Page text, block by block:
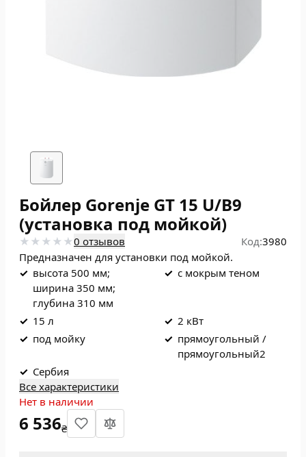
Бойлер Gorenje GT 15 U/B9
(установка под мойкой)
0 отзывов Код:3980
Предназначен для установки под мойкой.
✓ высота 500 мм;
ширина 350 мм;
глубина 310 мм
✓ с мокрым теном
✓ 15 л ✓ 2 кВт
✓ под мойку ✓ прямоугольный /
прямоугольный2
✓ Сербия
Все характеристики
Нет в наличии
6 536₴